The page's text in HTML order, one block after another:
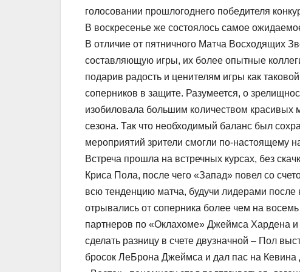
голосовании прошлогоднего победителя
В воскресенье же состоялось самое
В отличие от пятничного Матча Восходящих
составляющую игры, их более опытные
подарив радость и ценителям игры как
соперников в защите. Разумеется, о
изобиловала большим количеством красивых
сезона. Так что необходимый баланс был
мероприятий зрители смогли по-настоящему
Встреча прошла на встречных курсах, без
Криса Пола, после чего «Запад» повел со
всю тенденцию матча, будучи лидерами после
отрывались от соперника более чем на
партнеров по «Оклахоме» Джеймса Хардена и
сделать разницу в счете двузначной – Пол
бросок ЛеБрона Джеймса и дал пас на